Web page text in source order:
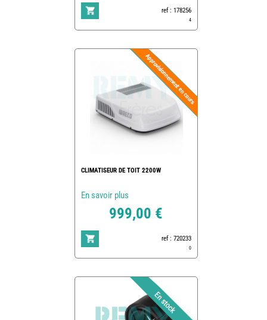
ref : 178256
4
CLIMATISEUR DE TOIT 2200W
En savoir plus
999,00 €
ref : 720233
0